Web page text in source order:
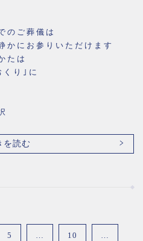
のご葬儀は
かにお参りいただけます
たは
くり｣に
を読む
5 … 10 …